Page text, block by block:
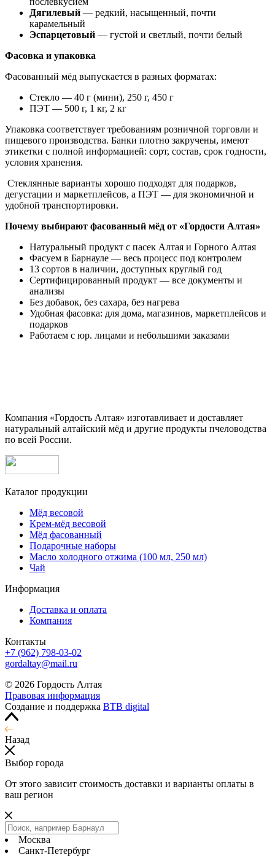
Дягилевый — редкий, насыщенный, почти
карамельный
Эспарцетовый — густой и светлый, почти белый
Фасовка и упаковка
Фасованный мёд выпускается в разных форматах:
Стекло — 40 г (мини), 250 г, 450 г
ПЭТ — 500 г, 1 кг, 2 кг
Упаковка соответствует требованиям розничной торговли и
пищевого производства. Банки плотно закручены, имеют
этикетки с полной информацией: сорт, состав, срок годности,
условия хранения.
Стеклянные варианты хорошо подходят для подарков,
дегустации и маркетплейсов, а ПЭТ — для экономичной и
удобной транспортировки.
Почему выбирают фасованный мёд от «Гордости Алтая»
Натуральный продукт с пасек Алтая и Горного Алтая
Фасуем в Барнауле — весь процесс под контролем
13 сортов в наличии, доступных круглый год
Сертифицированный продукт — все документы и
анализы
Без добавок, без сахара, без нагрева
Удобная фасовка: для дома, магазинов, маркетплейсов и
подарков
Работаем с юр. лицами и небольшими заказами
Компания «Гордость Алтая» изготавливает и доставляет
натуральный алтайский мёд и другие продукты пчеловодства
по всей России.
Каталог продукции
Мёд весовой
Крем-мёд весовой
Мёд фасованный
Подарочные наборы
Масло холодного отжима (100 мл, 250 мл)
Чай
Информация
Доставка и оплата
Компания
Контакты
+7 (962) 798-03-02
gordaltay@mail.ru
© 2026 Гордость Алтая
Правовая информация
Создание и поддержка BTB digital
Назад
Выбор города
От этого зависит стоимость доставки и варианты оплаты в
ваш регион
Москва
Санкт-Петербург